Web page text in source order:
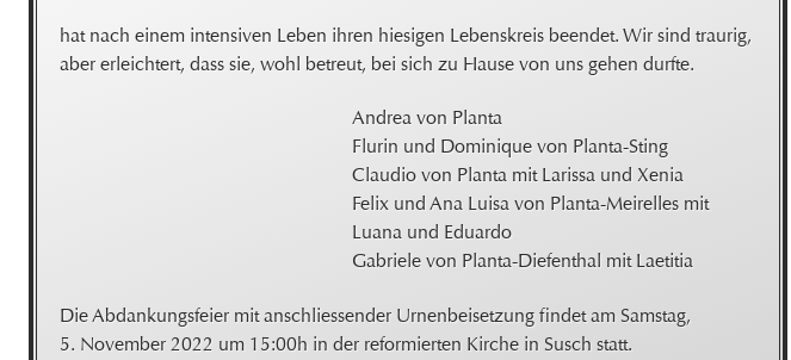
hat nach einem intensiven Leben ihren hiesigen Lebenskreis beendet. Wir sind trau­rig,
aber erleichtert, dass sie, wohl betreut, bei sich zu Hause von uns gehen durfte.
Andrea von Planta
Flurin und Dominique von Planta-Sting
Claudio von Planta mit Larissa und Xenia
Felix und Ana Luisa von Planta-Meirelles mit
Luana und Eduardo
Gabriele von Planta-Diefenthal mit Laetitia
Die Abdankungsfeier mit anschliessender Urnenbeisetzung findet am Samstag,
5. No­vember 2022 um 15:00h in der reformierten Kirche in Susch statt.